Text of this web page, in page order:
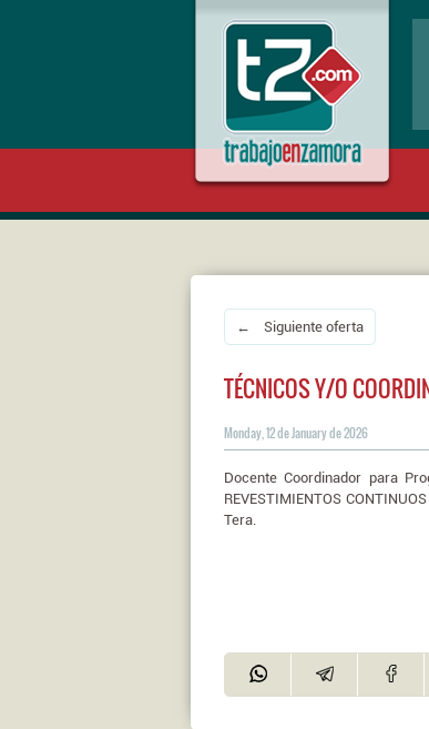
← Siguiente oferta
TÉCNICOS Y/O
Monday, 12 de January de 2026
Docente Coordinador para
REVESTIMIENTOS
Tera.